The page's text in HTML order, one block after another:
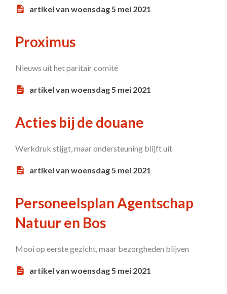
artikel van woensdag 5 mei 2021
Proximus
Nieuws uit het paritair comité
artikel van woensdag 5 mei 2021
Acties bij de douane
Werkdruk stijgt, maar ondersteuning blijft uit
artikel van woensdag 5 mei 2021
Personeelsplan Agentschap
Natuur en Bos
Mooi op eerste gezicht, maar bezorgheden blijven
artikel van woensdag 5 mei 2021